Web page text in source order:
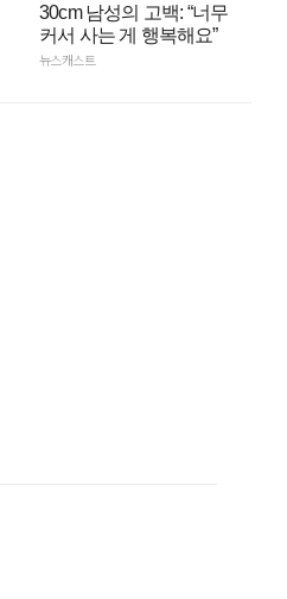
30cm 남성의 고백: “너무
커서 사는 게 행복해요”
뉴스캐스트